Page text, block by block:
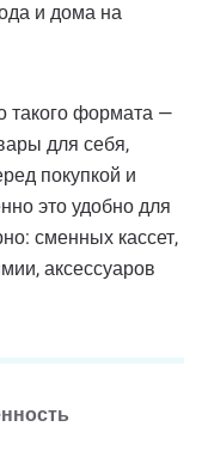
и дома на
такого формата —
для себя,
покупкой и
это удобно для
сменных кассет,
аксессуаров